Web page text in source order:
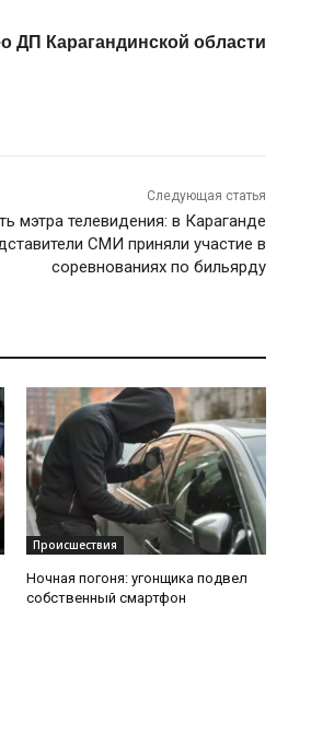
ДП Карагандинской области
Следующая статья
мэтра телевидения: в Караганде
СМИ приняли участие в
соревнованиях по бильярду
Происшествия
Ночная погоня: угонщика подвел
собственный смартфон